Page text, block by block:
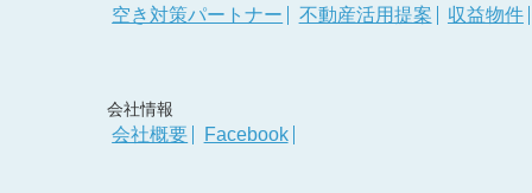
空き対策パートナー 不動産活用提案 収益物件
会社情報
会社概要 Facebook